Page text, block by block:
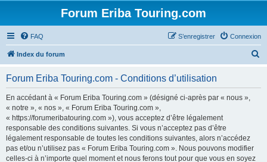
Forum Eriba Touring.com
FAQ Connexion
S’enregistrer
Index du forum
Forum Eriba Touring.com - Conditions d’utilisation
En accédant à « Forum Eriba Touring.com » (désigné ci-après par « nous »,
« notre », « nos », « Forum Eriba Touring.com »,
« https://forumeribatouring.com »), vous acceptez d’être légalement
responsable des conditions suivantes. Si vous n’acceptez pas d’être
légalement responsable de toutes les conditions suivantes, alors n’accédez
pas et/ou n’utilisez pas « Forum Eriba Touring.com ». Nous pouvons modifier
celles-ci à n’importe quel moment et nous ferons tout pour que vous en soyez